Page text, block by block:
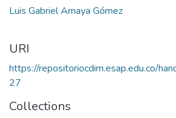
Luis Gabriel Amaya Gómez
URI
https://repositoriocdim.esap.edu.co/
27
Collections